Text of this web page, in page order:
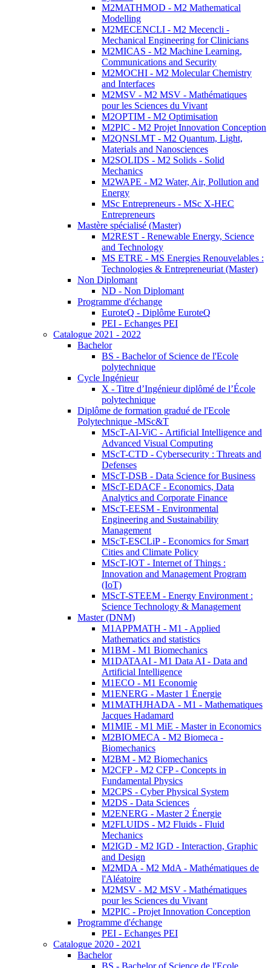
M2MATHMOD - M2 Mathematical
Modelling
M2MECENCLI - M2 Mecencli -
Mechanical Engineering for Clinicians
M2MICAS - M2 Machine Learning,
Communications and Security
M2MOCHI - M2 Molecular Chemistry
and Interfaces
M2MSV - M2 MSV - Mathématiques
pour les Sciences du Vivant
M2OPTIM - M2 Optimisation
M2PIC - M2 Projet Innovation Conception
M2QNSLMT - M2 Quantum, Light,
Materials and Nanosciences
M2SOLIDS - M2 Solids - Solid
Mechanics
M2WAPE - M2 Water, Air, Pollution and
Energy
MSc Entrepreneurs - MSc X-HEC
Entrepreneurs
Mastère spécialisé (Master)
M2REST - Renewable Energy, Science
and Technology
MS ETRE - MS Energies Renouvelables :
Technologies & Entrepreneuriat (Master)
Non Diplomant
ND - Non Diplomant
Programme d'échange
EuroteQ - Diplôme EuroteQ
PEI - Echanges PEI
Catalogue 2021 - 2022
Bachelor
BS - Bachelor of Science de l'Ecole
polytechnique
Cycle Ingénieur
X - Titre d’Ingénieur diplômé de l’École
polytechnique
Diplôme de formation gradué de l'Ecole
Polytechnique -MSc&T
MScT-AI-ViC - Artificial Intelligence and
Advanced Visual Computing
MScT-CTD - Cybersecurity : Threats and
Defenses
MScT-DSB - Data Science for Business
MScT-EDACF - Economics, Data
Analytics and Corporate Finance
MScT-EESM - Environmental
Engineering and Sustainability
Management
MScT-ESCLiP - Economics for Smart
Cities and Climate Policy
MScT-IOT - Internet of Things :
Innovation and Management Program
(IoT)
MScT-STEEM - Energy Environment :
Science Technology & Management
Master (DNM)
M1APPMATH - M1 - Applied
Mathematics and statistics
M1BM - M1 Biomechanics
M1DATAAI - M1 Data AI - Data and
Artificial Intelligence
M1ECO - M1 Economie
M1ENERG - Master 1 Énergie
M1MATHJHADA - M1 - Mathematiques
Jacques Hadamard
M1MIE - M1 MiE - Master in Economics
M2BIOMECA - M2 Biomeca -
Biomechanics
M2BM - M2 Biomechanics
M2CFP - M2 CFP - Concepts in
Fundamental Physics
M2CPS - Cyber Physical System
M2DS - Data Sciences
M2ENERG - Master 2 Énergie
M2FLUIDS - M2 Fluids - Fluid
Mechanics
M2IGD - M2 IGD - Interaction, Graphic
and Design
M2MDA - M2 MdA - Mathématiques de
l'Aléatoire
M2MSV - M2 MSV - Mathématiques
pour les Sciences du Vivant
M2PIC - Projet Innovation Conception
Programme d'échange
PEI - Echanges PEI
Catalogue 2020 - 2021
Bachelor
BS - Bachelor of Science de l'Ecole